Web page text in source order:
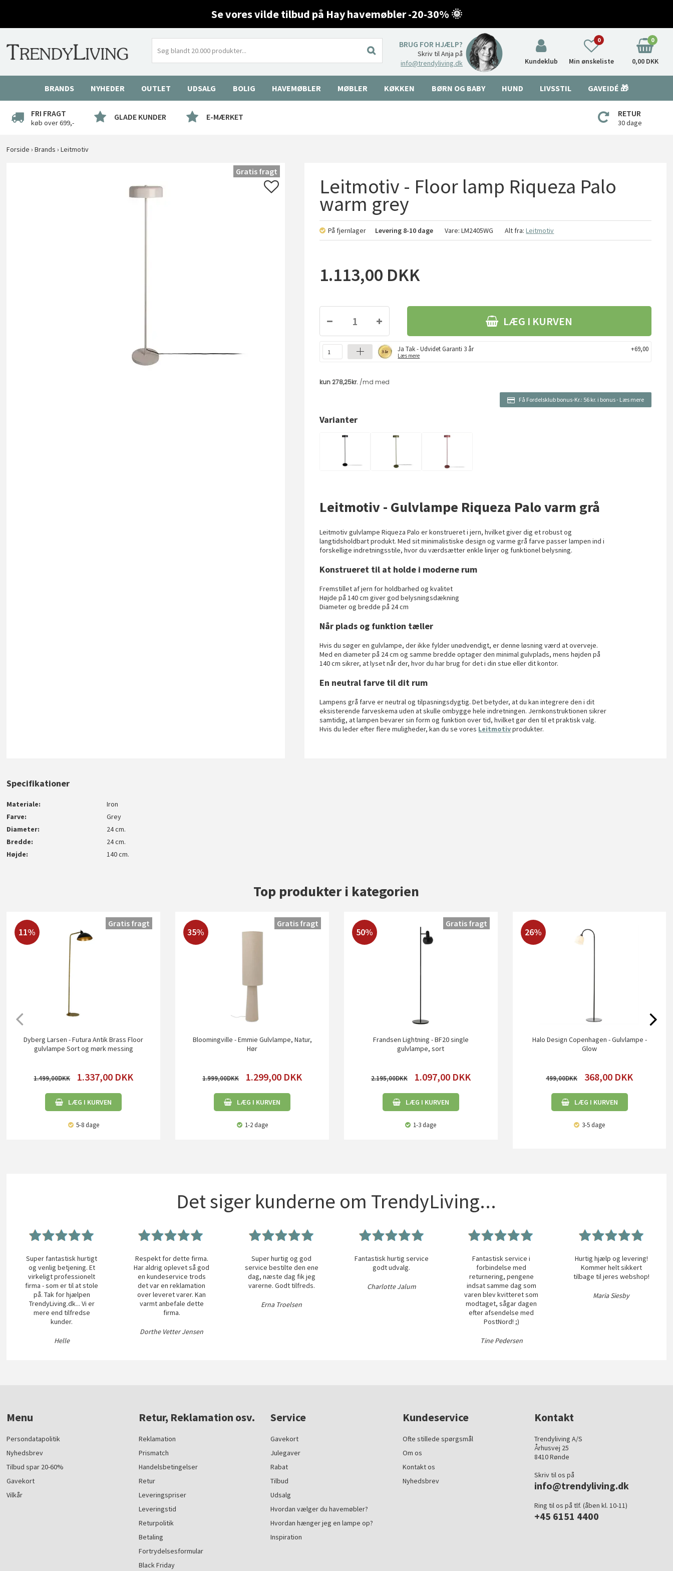
Se vores vilde tilbud på Hay havemøbler -20-30% 🌞
BRUG FOR HJÆLP?
Skriv til Anja på
info@trendyliving.dk
Kundeklub Min ønskeliste
0 0
0,00 DKK
BRANDS NYHEDER OUTLET UDSALG BOLIG HAVEMØBLER MØBLER KØKKEN BØRN OG BABY HUND LIVSSTIL GAVEIDÉ 🎁
FRI FRAGT
køb over 699,-
GLADE KUNDER E-MÆRKET RETUR
30 dage
Forside ›Brands ›Leitmotiv
Gratis fragt
Leitmotiv - Floor lamp Riqueza Palo
warm grey
På fjernlager Levering 8-10 dage Vare:LM2405WG Alt fra:Leitmotiv
1.113,00 DKK
LÆG I KURVEN
Ja Tak - Udvidet Garanti 3 år
Læs mere
+69,00
Få Fordelsklub bonus-Kr.: 56 kr. i bonus- Læs mere
Varianter
Leitmotiv - Gulvlampe Riqueza Palo varm grå
Leitmotiv gulvlampe Riqueza Palo er konstrueret i jern, hvilket giver dig et robust og
langtidsholdbart produkt. Med sit minimalistiske design og varme grå farve passer lampen ind i
forskellige indretningsstile, hvor du værdsætter enkle linjer og funktionel belysning.
Konstrueret til at holde i moderne rum
Fremstillet af jern for holdbarhed og kvalitet
Højde på 140 cm giver god belysningsdækning
Diameter og bredde på 24 cm
Når plads og funktion tæller
Hvis du søger en gulvlampe, der ikke fylder unødvendigt, er denne løsning værd at overveje.
Med en diameter på 24 cm og samme bredde optager den minimal gulvplads, mens højden på
140 cm sikrer, at lyset når der, hvor du har brug for det i din stue eller dit kontor.
En neutral farve til dit rum
Lampens grå farve er neutral og tilpasningsdygtig. Det betyder, at du kan integrere den i dit
eksisterende farveskema uden at skulle ombygge hele indretningen. Jernkonstruktionen sikrer
samtidig, at lampen bevarer sin form og funktion over tid, hvilket gør den til et praktisk valg.
Hvis du leder efter flere muligheder, kan du se vores Leitmotivprodukter.
Specifikationer
Materiale
Iron
Farve
Grey
Diameter
24 cm.
Bredde
24 cm.
Højde
140 cm.
Top produkter i kategorien
11%
Dyberg Larsen - Futura Antik Brass Floor
gulvlampe Sort og mørk messing
1.499,00 1.337,00 DKK
LÆG I KURVEN
5-8 dage
Gratis fragt
35%
Bloomingville - Emmie Gulvlampe, Natur,
Hør
1.999,00 1.299,00 DKK
LÆG I KURVEN
1-2 dage
Gratis fragt
50%
Frandsen Lightning - BF20 single
gulvlampe, sort
2.195,00 1.097,00 DKK
LÆG I KURVEN
1-3 dage
Gratis fragt
26%
Halo Design Copenhagen - Gulvlampe -
Glow
499,00 368,00 DKK
LÆG I KURVEN
3-5 dage
Det siger kunderne om TrendyLiving...
Super fantastisk hurtigt
og venlig betjening. Et
virkeligt professionelt
firma - som er til at stole
på. Tak for hjælpen
TrendyLiving.dk... Vi er
mere end tilfredse
kunder.
Helle
Respekt for dette firma.
Har aldrig oplevet så god
en kundeservice trods
det var en reklamation
over leveret varer. Kan
varmt anbefale dette
firma.
Dorthe Vetter Jensen
Super hurtig og god
service bestilte den ene
dag, næste dag fik jeg
varerne. Godt tilfreds.
Erna Troelsen
Fantastisk hurtig service
godt udvalg.
Charlotte Jalum
Fantastisk service i
forbindelse med
returnering, pengene
indsat samme dag som
varen blev kvitteret som
modtaget, sågar dagen
efter afsendelse med
PostNord! ;)
Tine Pedersen
Hurtig hjælp og levering!
Kommer helt sikkert
tilbage til jeres webshop!
Maria Siesby
Menu
Persondatapolitik
Nyhedsbrev
Tilbud spar 20-60%
Gavekort
Vilkår
Retur, Reklamation osv.
Reklamation
Prismatch
Handelsbetingelser
Retur
Leveringspriser
Leveringstid
Returpolitik
Betaling
Fortrydelsesformular
Black Friday
Service
Gavekort
Julegaver
Rabat
Tilbud
Udsalg
Hvordan vælger du havemøbler?
Hvordan hænger jeg en lampe op?
Inspiration
Kundeservice
Ofte stillede spørgsmål
Om os
Kontakt os
Nyhedsbrev
Kontakt
Trendyliving A/S
Århusvej 25
8410 Rønde
Skriv til os på
info@trendyliving.dk
Ring til os på tlf. (åben kl. 10-11)
+45 6151 4400